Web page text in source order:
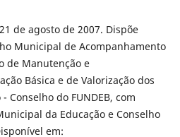
de agosto de 2007. Dispõe
Municipal de Acompanhamento
de Manutenção e
Básica e de Valorização dos
Conselho do FUNDEB, com
da Educação e Conselho
em: